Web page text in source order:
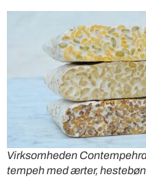
Virksomheden
tempeh med ærter,